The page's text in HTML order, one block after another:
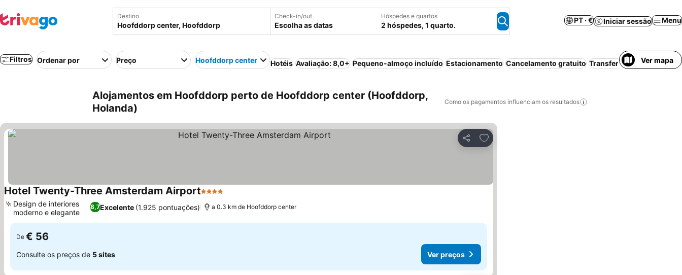
Destino Check-in/out
Escolha as datas
Hóspedes e quartos
2 hóspedes, 1 quarto.
PT · € Iniciar sessão Menu
Filtros Ordenar por Preço Hoofddorp center Hotéis Avaliação: 8,0+ Pequeno-almoço incluído Estacionamento Cancelamento gratuito Transfer de/paraVer mapa
Alojamentos em Hoofddorp perto de Hoofddorp center (Hoofddorp,
Holanda)
Como os pagamentos influenciam os resultados
Partilhar
Adicionar aos favoritos
Hotel Twenty-Three Amsterdam Airport4 Estrelas
8,7Excelente (1.925 pontuações)
Design de interiores
moderno e elegante
a 0.3 km de Hoofddorp center
De € 56
Consulte os preços de 5 sites Ver preços